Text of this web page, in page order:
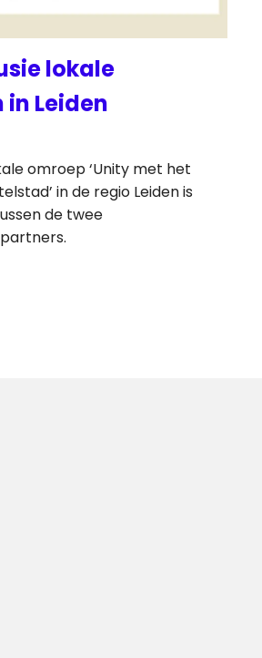
lokale
Leiden
omroep ‘Unity met het
in de regio Leiden is
de twee